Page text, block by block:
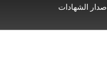
إصدار الشهادات